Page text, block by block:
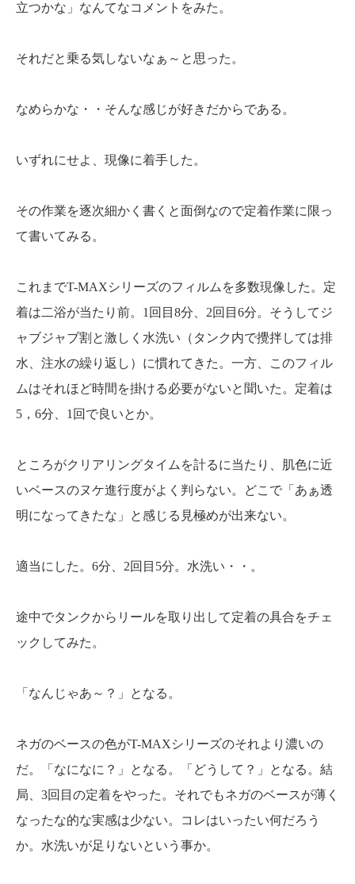
立つかな」なんてなコメントをみた。
それだと乗る気しないなぁ～と思った。
なめらかな・・そんな感じが好きだからである。
いずれにせよ、現像に着手した。
その作業を逐次細かく書くと面倒なので定着作業に限っ
て書いてみる。
これまでT-MAXシリーズのフィルムを多数現像した。定
着は二浴が当たり前。1回目8分、2回目6分。そうしてジ
ャブジャブ割と激しく水洗い（タンク内で攪拌しては排
水、注水の繰り返し）に慣れてきた。一方、このフィル
ムはそれほど時間を掛ける必要がないと聞いた。定着は
5，6分、1回で良いとか。
ところがクリアリングタイムを計るに当たり、肌色に近
いベースのヌケ進行度がよく判らない。どこで「あぁ透
明になってきたな」と感じる見極めが出来ない。
適当にした。6分、2回目5分。水洗い・・。
途中でタンクからリールを取り出して定着の具合をチェ
ックしてみた。
「なんじゃあ～？」となる。
ネガのベースの色がT-MAXシリーズのそれより濃いの
だ。「なになに？」となる。「どうして？」となる。結
局、3回目の定着をやった。それでもネガのベースが薄く
なったな的な実感は少ない。コレはいったい何だろう
か。水洗いが足りないという事か。